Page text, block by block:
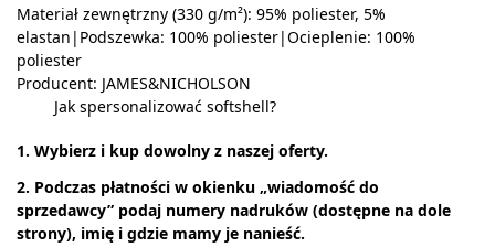
Materiał zewnętrzny (330 g/m²): 95% poliester, 5%
elastan|Podszewka: 100% poliester|Ocieplenie: 100%
poliester
Producent: JAMES&NICHOLSON
Jak spersonalizować softshell?
1. Wybierz i kup dowolny z naszej oferty.
2. Podczas płatności w okienku „wiadomość do
sprzedawcy” podaj numery nadruków (dostępne na dole
strony), imię i gdzie mamy je nanieść.